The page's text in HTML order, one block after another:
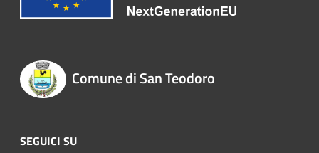
Comune di San Teodoro
SEGUICI SU